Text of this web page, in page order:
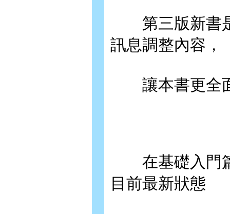
第三版新書是
訊息調整內容，
讓本書更全面
在基礎入門篇
目前最新狀態